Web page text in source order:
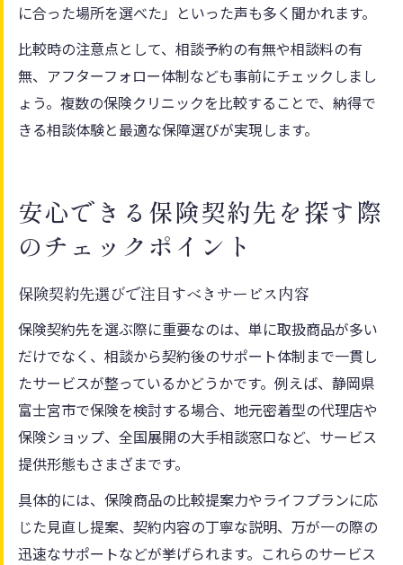
に合った場所を選べた」といった声も多く聞かれます。
比較時の注意点として、相談予約の有無や相談料の有
無、アフターフォロー体制なども事前にチェックしまし
ょう。複数の保険クリニックを比較することで、納得で
きる相談体験と最適な保障選びが実現します。
安心できる保険契約先を探す際
のチェックポイント
保険契約先選びで注目すべきサービス内容
保険契約先を選ぶ際に重要なのは、単に取扱商品が多い
だけでなく、相談から契約後のサポート体制まで一貫し
たサービスが整っているかどうかです。例えば、静岡県
富士宮市で保険を検討する場合、地元密着型の代理店や
保険ショップ、全国展開の大手相談窓口など、サービス
提供形態もさまざまです。
具体的には、保険商品の比較提案力やライフプランに応
じた見直し提案、契約内容の丁寧な説明、万が一の際の
迅速なサポートなどが挙げられます。これらのサービス